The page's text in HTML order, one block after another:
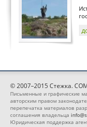
© 2007–2015 Стежка.
Письменные и графические
авторским правом
перепечатка материалов
соглашения владельца
Юридическая поддержка